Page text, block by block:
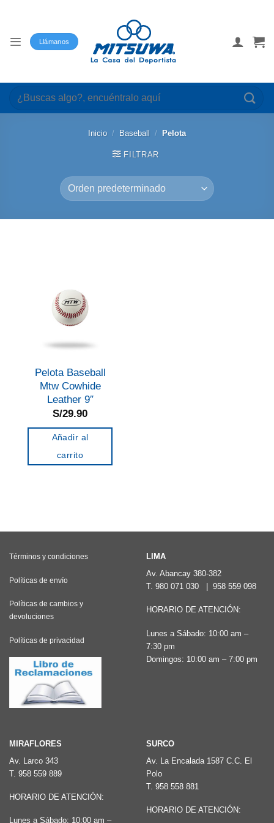
Llámanos
Buscar
por:
Inicio / Baseball / Pelota
FILTRAR
Pelota Baseball
Mtw Cowhide
Leather 9″
S/29.90
Añadir al
carrito
Términos y condiciones
Políticas de envío
Políticas de cambios y
devoluciones
Políticas de privacidad
LIMA
Av. Abancay 380-382
T. 980 071 030 958 559 098
HORARIO DE ATENCIÓN:
Lunes a Sábado: 10:00 am –
7:30 pm
Domingos: 10:00 am – 7:00 pm
MIRAFLORES
Av. Larco 343
T. 958 559 889
HORARIO DE ATENCIÓN:
Lunes a Sábado: 10:00 am –
SURCO
Av. La Encalada 1587 C.C. El
Polo
T. 958 558 881
HORARIO DE ATENCIÓN: